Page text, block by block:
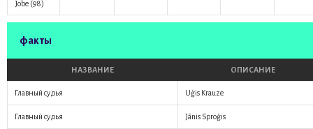
Jobe (98)
факты
НАЗВАНИЕ ОПИСАНИЕ
Главный судья Uģis Krauze
Главный судья Jānis Sproģis